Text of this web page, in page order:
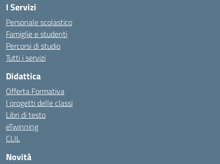
I Servizi
Personale scolastico
Famiglie e studenti
Percorsi di studio
Tutti i servizi
Didattica
Offerta Formativa
I progetti delle classi
Libri di testo
eTwinning
CLIL
Novità